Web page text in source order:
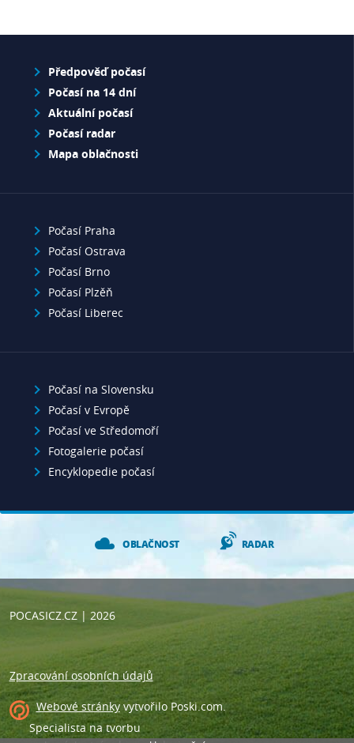
Předpověď počasí
Počasí na 14 dní
Aktuální počasí
Počasí radar
Mapa oblačnosti
Počasí Praha
Počasí Ostrava
Počasí Brno
Počasí Plzěň
Počasí Liberec
Počasí na Slovensku
Počasí v Evropě
Počasí ve Středomoří
Fotogalerie počasí
Encyklopedie počasí
OBLAČNOST RADAR
POCASICZ.CZ| 2026
Zpracování osobních údajů
Webové stránkyvytvořilo Poski.com.
Specialista na tvorbu